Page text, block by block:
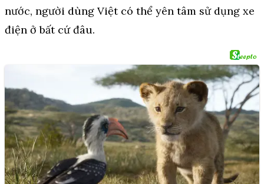
nước, người dùng Việt có thể yên tâm sử dụng xe
điện ở bất cứ đâu.